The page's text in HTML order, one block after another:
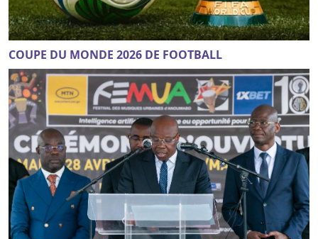
COUPE DU MONDE 2026 DE FOOTBALL